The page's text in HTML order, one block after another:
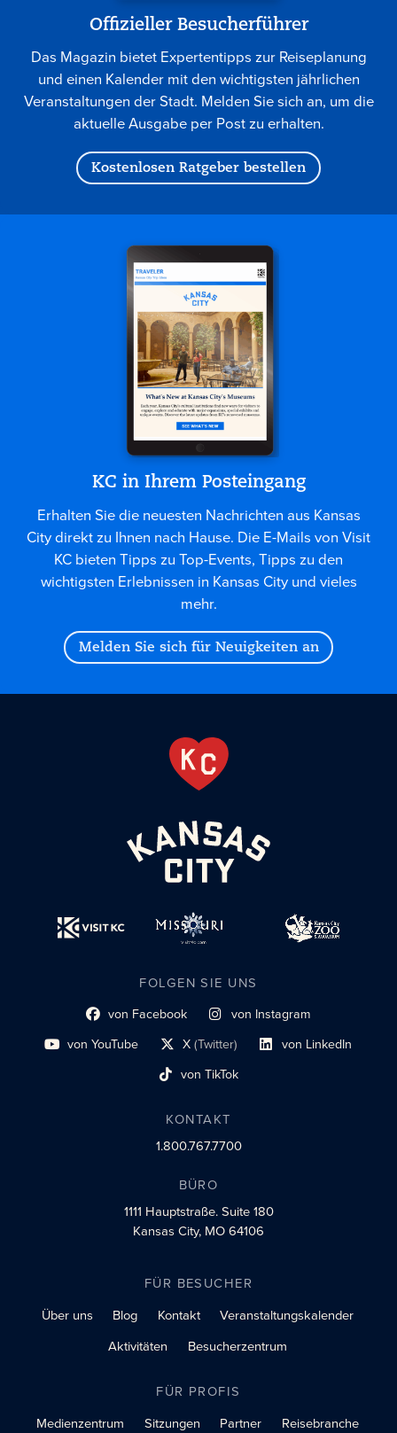
Offizieller Besucherführer
Das Magazin bietet Expertentipps zur Reiseplanung
und einen Kalender mit den wichtigsten jährlichen
Veranstaltungen der Stadt. Melden Sie sich an, um die
aktuelle Ausgabe per Post zu erhalten.
Kostenlosen Ratgeber bestellen
KC in Ihrem Posteingang
Erhalten Sie die neuesten Nachrichten aus Kansas
City direkt zu Ihnen nach Hause. Die E-Mails von Visit
KC bieten Tipps zu Top-Events, Tipps zu den
wichtigsten Erlebnissen in Kansas City und vieles
mehr.
Melden Sie sich für Neuigkeiten an
FOLGEN SIE UNS
Link zum sozialen Profil
von Facebook Link zum sozialen Profil
von Instagram
Link zum sozialen Profil
von YouTube X(Twitter)
Social-Profil-Link Link zum sozialen Profil
von LinkedIn
Link zum sozialen Profil
von TikTok
KONTAKT
1.800.767.7700
BÜRO
1111 Hauptstraße.Suite 180
Kansas City, MO 64106
FÜR BESUCHER
Über uns
Blog Kontakt
Veranstaltungskalender
Aktivitäten
Besucherzentrum
FÜR PROFIS
Medienzentrum
Sitzungen Partner Reisebranche